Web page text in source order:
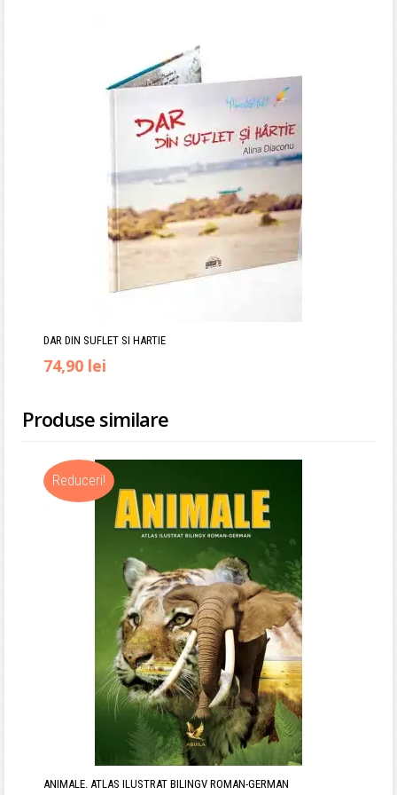
44,90 lei.
DAR DIN SUFLET SI HARTIE
74,90 lei
Produse similare
Reduceri!
ANIMALE. ATLAS ILUSTRAT BILINGV ROMAN-GERMAN